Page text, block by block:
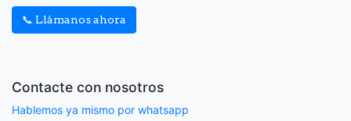
📞 Llámanos ahora
Contacte con nosotros
Hablemos ya mismo por whatsapp